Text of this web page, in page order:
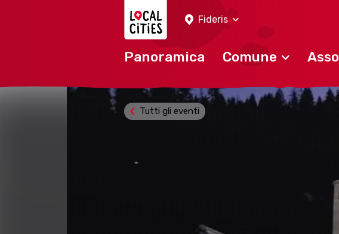
Fideris
Panoramica Comune
Tutti gli eventi